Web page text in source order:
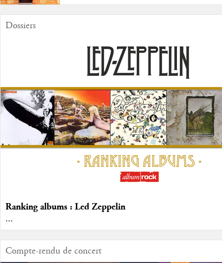
Dossiers
Ranking albums : Led Zeppelin
...
Compte-rendu de concert